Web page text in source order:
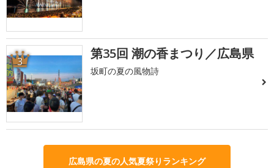
3 第35回 潮の香まつり／広島県
坂町の夏の風物詩
広島県の夏の人気夏祭りランキング